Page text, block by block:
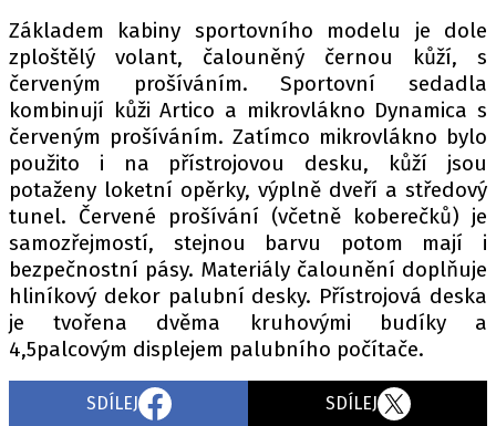
Základem kabiny sportovního modelu je dole
zploštělý volant, čalouněný černou kůží, s
červeným prošíváním. Sportovní sedadla
kombinují kůži Artico a mikrovlákno Dynamica s
červeným prošíváním. Zatímco mikrovlákno bylo
použito i na přístrojovou desku, kůží jsou
potaženy loketní opěrky, výplně dveří a středový
tunel. Červené prošívání (včetně koberečků) je
samozřejmostí, stejnou barvu potom mají i
bezpečnostní pásy. Materiály čalounění doplňuje
hliníkový dekor palubní desky. Přístrojová deska
je tvořena dvěma kruhovými budíky a
4,5palcovým displejem palubního počítače.
SDÍLEJ SDÍLEJ